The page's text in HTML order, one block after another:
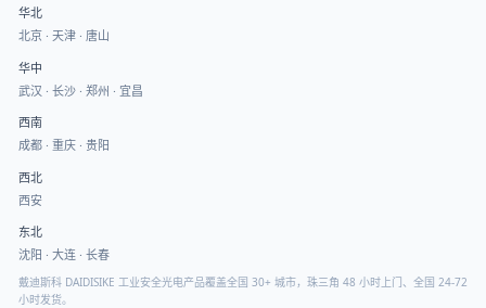
华北
北京· 天津· 唐山
华中
武汉 · 长沙· 郑州 · 宜昌
西南
成都· 重庆· 贵阳
西北
西安
东北
沈阳 · 大连· 长春
戴迪斯科 DAIDISIKE 工业安全光电产品覆盖全国 30+ 城市，珠三角 48 小时上门、全国 24-72
小时发货。